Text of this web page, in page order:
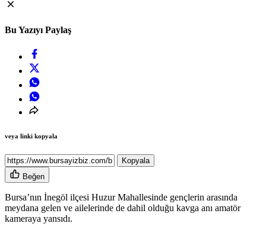
Bu Yazıyı Paylaş
veya linki kopyala
Kopyala
Beğen
Bursa’nın İnegöl ilçesi Huzur Mahallesinde gençlerin arasında
meydana gelen ve ailelerinde de dahil olduğu kavga anı amatör
kameraya yansıdı.